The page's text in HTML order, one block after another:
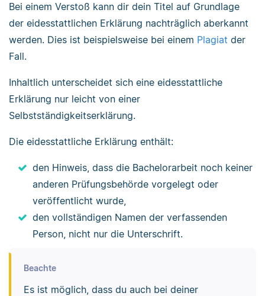
Bei einem Verstoß kann dir dein Titel auf Grundlage
der eidesstattlichen Erklärung nachträglich aberkannt
werden. Dies ist beispielsweise bei einem Plagiat der
Fall.
Inhaltlich unterscheidet sich eine eidesstattliche
Erklärung nur leicht von einer
Selbstständigkeitserklärung.
Die eidesstattliche Erklärung enthält:
den Hinweis, dass die Bachelorarbeit noch keiner
anderen Prüfungsbehörde vorgelegt oder
veröffentlicht wurde,
den vollständigen Namen der verfassenden
Person, nicht nur die Unterschrift.
Beachte
Es ist möglich, dass du auch bei deiner